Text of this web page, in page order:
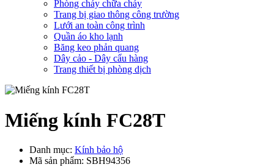
Phòng cháy chữa cháy
Trang bị giao thông công trường
Lưới an toàn công trình
Quần áo kho lạnh
Băng keo phản quang
Dây cảo - Dây cẩu hàng
Trang thiết bị phòng dịch
Miếng kính FC28T
Danh mục: Kính bảo hộ
Mã sản phẩm: SBH94356